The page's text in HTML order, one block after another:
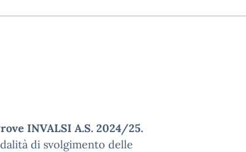
INVALSI A.S. 2024/25.
di svolgimento delle